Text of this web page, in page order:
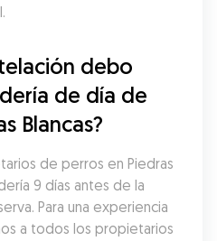
debo
de día de
Blancas?
de perros en Piedras
9 días antes de la
Para una experiencia
a todos los propietarios